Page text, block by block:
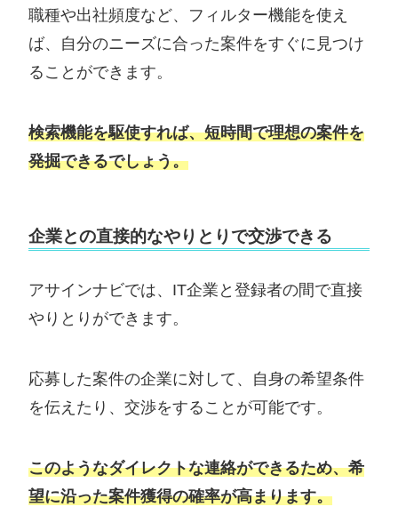
職種や出社頻度など、フィルター機能を使え
ば、自分のニーズに合った案件をすぐに見つけ
ることができます。
検索機能を駆使すれば、短時間で理想の案件を
発掘できるでしょう。
企業との直接的なやりとりで交渉できる
アサインナビでは、IT企業と登録者の間で直接
やりとりができます。
応募した案件の企業に対して、自身の希望条件
を伝えたり、交渉をすることが可能です。
このようなダイレクトな連絡ができるため、希
望に沿った案件獲得の確率が高まります。